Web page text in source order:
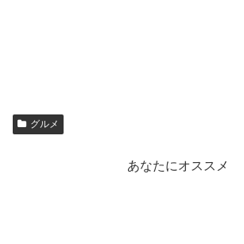
グルメ
あなたにオススメ